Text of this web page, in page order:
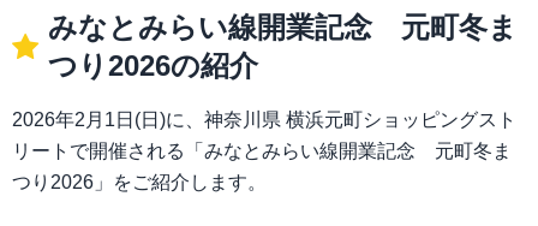
みなとみらい線開業記念 元町冬ま
つり2026の紹介
2026年2月1日(日)に、神奈川県 横浜元町ショッピングスト
リートで開催される「みなとみらい線開業記念 元町冬ま
つり2026」をご紹介します。